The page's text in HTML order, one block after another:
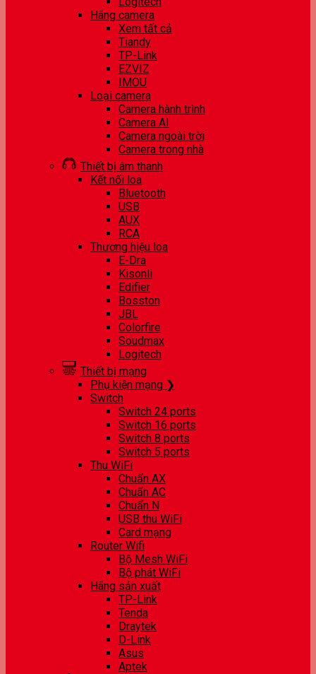
Hãng camera
Xem tất cả
Tiandy
TP-Link
EZVIZ
IMOU
Loại camera
Camera hành trình
Camera AI
Camera ngoài trời
Camera trong nhà
Thiết bị âm thanh
Kết nối loa
Bluetooth
USB
AUX
RCA
Thương hiệu loa
E-Dra
Kisonli
Edifier
Bosston
JBL
Colorfire
Soudmax
Logitech
Thiết bị mạng
Phụ kiện mạng ❯
Switch
Switch 24 ports
Switch 16 ports
Switch 8 ports
Switch 5 ports
Thu WiFi
Chuẩn AX
Chuẩn AC
Chuẩn N
USB thu WiFi
Card mạng
Router Wifi
Bộ Mesh WiFi
Bộ phát WiFi
Hãng sản xuất
TP-Link
Tenda
Draytek
D-Link
Asus
Aptek